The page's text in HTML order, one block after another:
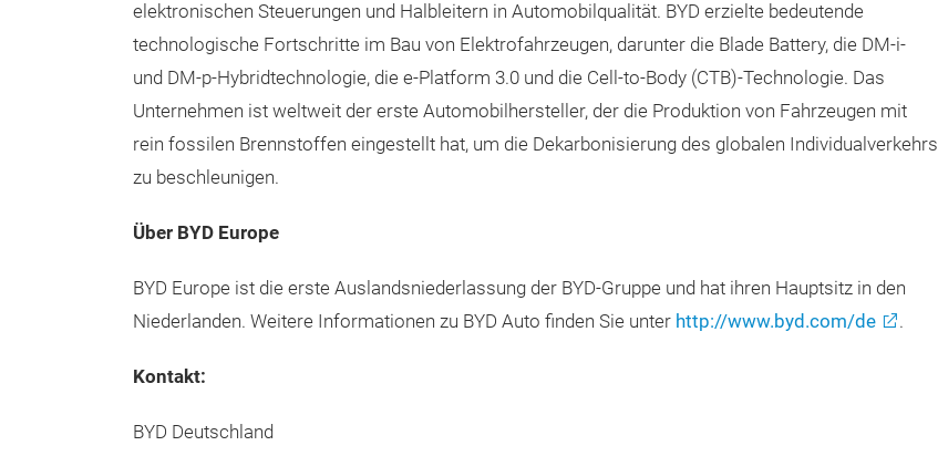
elektronischen Steuerungen und Halbleitern in Automobilqualität. BYD erzielte bedeutende
technologische Fortschritte im Bau von Elektrofahrzeugen, darunter die Blade Battery, die DM-i-
und DM-p-Hybridtechnologie, die e-Platform 3.0 und die Cell-to-Body (CTB)-Technologie. Das
Unternehmen ist weltweit der erste Automobilhersteller, der die Produktion von Fahrzeugen mit
rein fossilen Brennstoffen eingestellt hat, um die Dekarbonisierung des globalen Individualverkehrs
zu beschleunigen.
Über BYD Europe
BYD Europe ist die erste Auslandsniederlassung der BYD-Gruppe und hat ihren Hauptsitz in den
Niederlanden. Weitere Informationen zu BYD Auto finden Sie unter http://www.byd.com/de .
Kontakt:
BYD Deutschland